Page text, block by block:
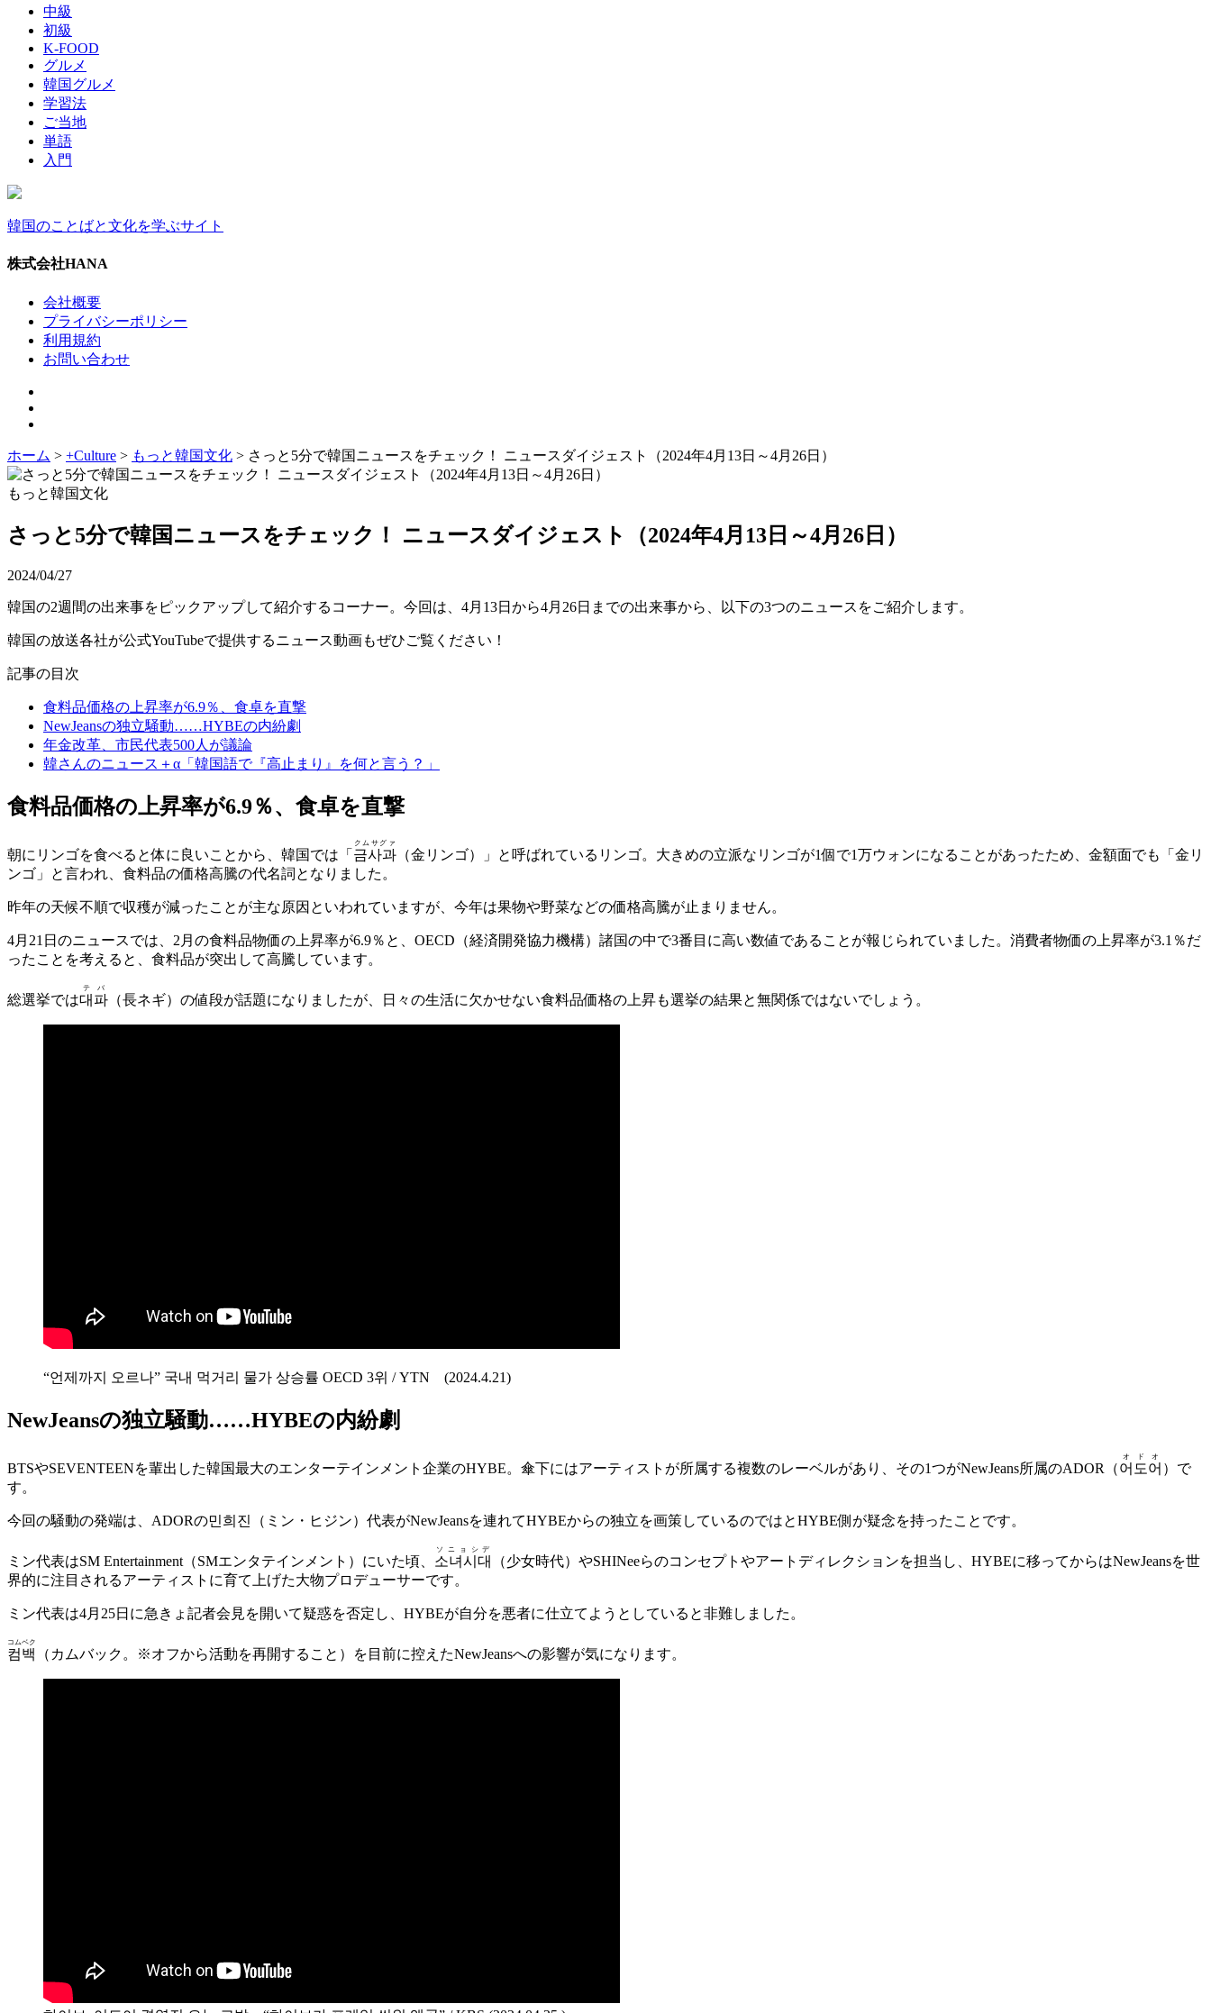
中級
初級
K-FOOD
グルメ
韓国グルメ
学習法
ご当地
単語
入門
韓国のことばと文化を学ぶサイト
株式会社HANA
会社概要
プライバシーポリシー
利用規約
お問い合わせ
ホーム > +Culture > もっと韓国文化 > さっと5分で韓国ニュースをチェック！ ニュースダイジェスト（2024年4月13日～4月26日）
もっと韓国文化
さっと5分で韓国ニュースをチェック！ ニュースダイジェスト（2024年4月13日～4月26日）
2024/04/27
韓国の2週間の出来事をピックアップして紹介するコーナー。今回は、4月13日から4月26日までの出来事から、以下の3つのニュースをご紹介します。
韓国の放送各社が公式YouTubeで提供するニュース動画もぜひご覧ください！
記事の目次
食料品価格の上昇率が6.9％、食卓を直撃
NewJeansの独立騒動……HYBEの内紛劇
年金改革、市民代表500人が議論
韓さんのニュース＋α「韓国語で『高止まり』を何と言う？」
食料品価格の上昇率が6.9％、食卓を直撃
朝にリンゴを食べると体に良いことから、韓国では「 금사과
クムサグァ
（金リンゴ）」と呼ばれているリンゴ。大きめの立派なリンゴが1個で1万ウォンになることがあったため、金額面でも「金リ
ンゴ」と言われ、食料品の価格高騰の代名詞となりました。
昨年の天候不順で収穫が減ったことが主な原因といわれていますが、今年は果物や野菜などの価格高騰が止まりません。
4月21日のニュースでは、2月の食料品物価の上昇率が6.9％と、OECD（経済開発協力機構）諸国の中で3番目に高い数値であることが報じられていました。消費者物価の上昇率が3.1％だ
ったことを考えると、食料品が突出して高騰しています。
総選挙では대파
テバ
（長ネギ）の値段が話題になりましたが、日々の生活に欠かせない食料品価格の上昇も選挙の結果と無関係ではないでしょう。
“언제까지 오르나” 국내 먹거리 물가 상승률 OECD 3위 / YTN (2024.4.21)
NewJeansの独立騒動……HYBEの内紛劇
BTSやSEVENTEENを輩出した韓国最大のエンターテインメント企業のHYBE。傘下にはアーティストが所属する複数のレーベルがあり、その1つがNewJeans所属のADOR（어도어
オドオ
）で
す。
今回の騒動の発端は、ADORの민희진（ミン・ヒジン）代表がNewJeansを連れてHYBEからの独立を画策しているのではとHYBE側が疑念を持ったことです。
ミン代表はSM Entertainment（SMエンタテインメント）にいた頃、 소녀시대
ソニョシデ
（少女時代）やSHINeeらのコンセプトやアートディレクションを担当し、HYBEに移ってからはNewJeansを世
界的に注目されるアーティストに育て上げた大物プロデューサーです。
ミン代表は4月25日に急きょ記者会見を開いて疑惑を否定し、HYBEが自分を悪者に仕立てようとしていると非難しました。
컴백
コムベク
（カムバック。※オフから活動を再開すること）を目前に控えたNewJeansへの影響が気になります。